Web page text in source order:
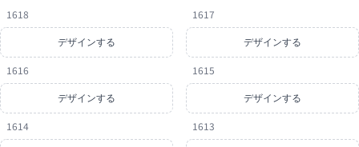
1618
デザインする
1617
デザインする
1616
デザインする
1615
デザインする
1614 1613